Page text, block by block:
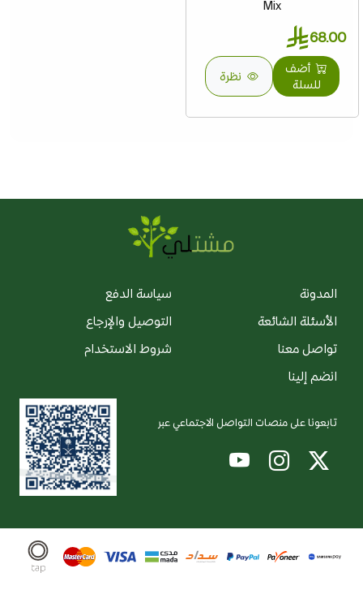
Mix
68.00
أضف
للسلة
نظرة
المدونة
الأسئلة الشائعة
تواصل معنا
انضم إلينا
سياسة الدفع
التوصيل والإرجاع
شروط الاستخدام
تابعونا على منصات التواصل الاجتماعي عبر